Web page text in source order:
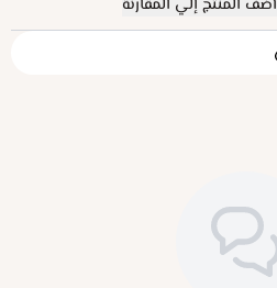
أضف المنتج إلي المقارنة